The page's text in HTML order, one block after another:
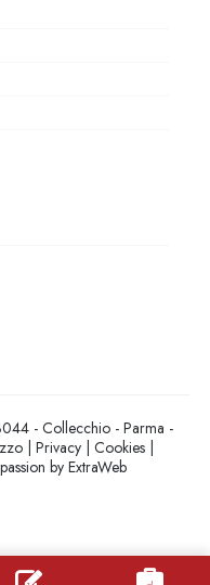
- Collecchio - Parma -
| Privacy| Cookies|
byExtraWeb